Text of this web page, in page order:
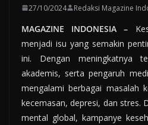
27/10/2024 Redaksi Magazine
MAGAZINE INDONESIA –
menjadi isu yang semakin
ini. Dengan meningkatnya
akademis, serta pengaruh
mengalami berbagai masalah
kecemasan, depresi, dan stres.
mental global, kampanye